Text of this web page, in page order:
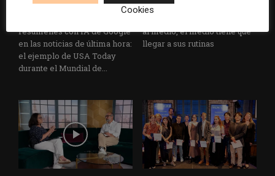
resúmenes con IA de Google
en las noticias de última hora:
el ejemplo de USA Today
durante el Mundial de...
al medio, el medio tiene que
llegar a sus rutinas
Cookies